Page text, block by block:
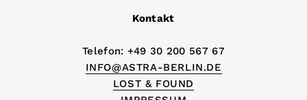
Kontakt
Telefon: +49 30 200 567 67
INFO@ASTRA-BERLIN.DE
LOST & FOUND